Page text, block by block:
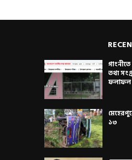
তথ্য
ফলাফল
১৩